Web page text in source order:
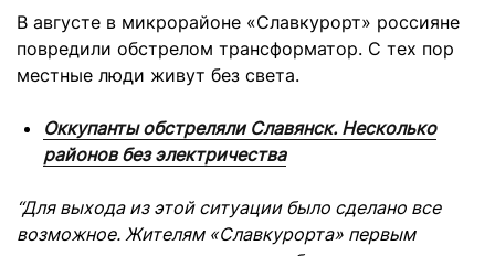
В августе в микрорайоне «Славкурорт» россияне
повредили обстрелом трансформатор. С тех пор
местные люди живут без света.
Оккупанты обстреляли Славянск. Несколько
районов без электричества
“Для выхода из этой ситуации было сделано все
возможное. Жителям «Славкурорта» первым